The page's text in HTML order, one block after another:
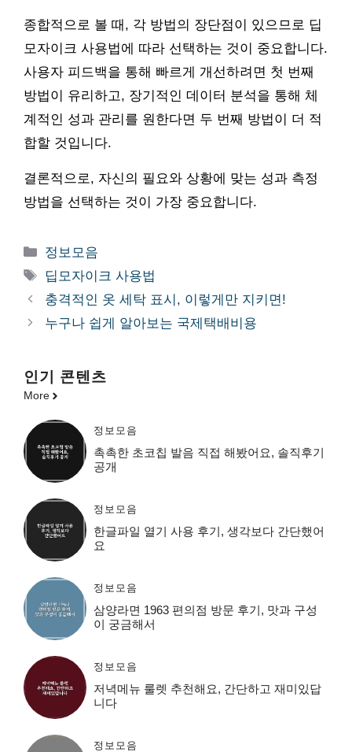
종합적으로 볼 때, 각 방법의 장단점이 있으므로 딥
모자이크 사용법에 따라 선택하는 것이 중요합니다.
사용자 피드백을 통해 빠르게 개선하려면 첫 번째
방법이 유리하고, 장기적인 데이터 분석을 통해 체
계적인 성과 관리를 원한다면 두 번째 방법이 더 적
합할 것입니다.
결론적으로, 자신의 필요와 상황에 맞는 성과 측정
방법을 선택하는 것이 가장 중요합니다.
카
테
고
리
정보모음
태
그
딥모자이크 사용법
충격적인 옷 세탁 표시, 이렇게만 지키면!
누구나 쉽게 알아보는 국제택배비용
인기 콘텐츠
More
정보모음
촉촉한 초코칩 발음 직접 해봤어요, 솔직후기
공개
정보모음
한글파일 열기 사용 후기, 생각보다 간단했어
요
정보모음
삼양라면 1963 편의점 방문 후기, 맛과 구성
이 궁금해서
정보모음
저녁메뉴 룰렛 추천해요, 간단하고 재미있답
니다
정보모음